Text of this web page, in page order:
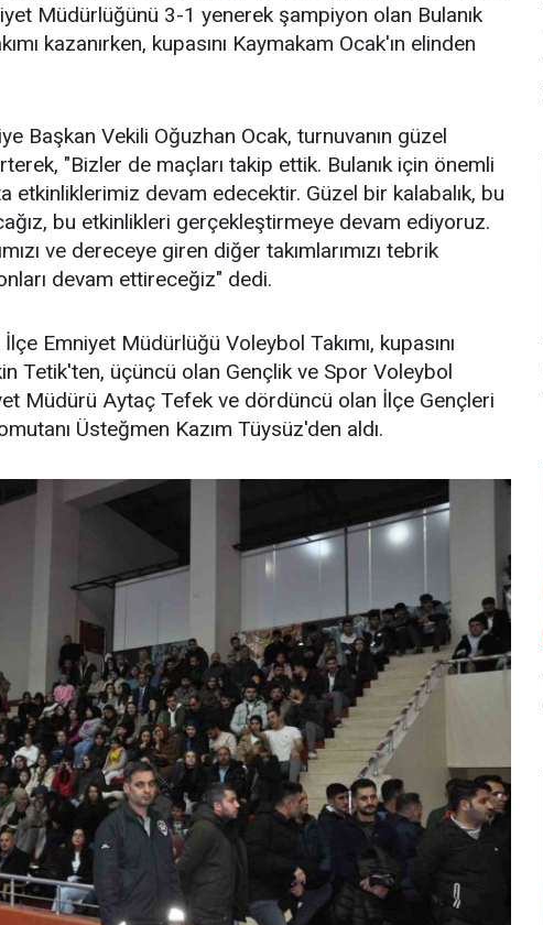
Müdürlüğünü 3-1 yenerek şampiyon olan Bulanık
kazanırken, kupasını Kaymakam Ocak'ın elinden
Başkan Vekili Oğuzhan Ocak, turnuvanın güzel
"Bizler de maçları takip ettik. Bulanık için önemli
etkinliklerimiz devam edecektir. Güzel bir kalabalık, bu
bu etkinlikleri gerçekleştirmeye devam ediyoruz.
ve dereceye giren diğer takımlarımızı tebrik
devam ettireceğiz" dedi.
Emniyet Müdürlüğü Voleybol Takımı, kupasını
Tetik'ten, üçüncü olan Gençlik ve Spor Voleybol
Müdürü Aytaç Tefek ve dördüncü olan İlçe Gençleri
Üsteğmen Kazım Tüysüz'den aldı.